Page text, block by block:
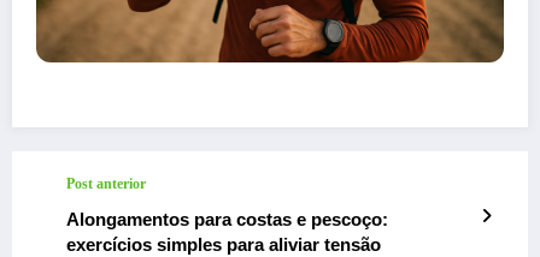
Post anterior
Alongamentos para costas e pescoço:
exercícios simples para aliviar tensão